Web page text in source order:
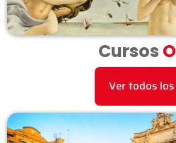
Cursos
Ver todos